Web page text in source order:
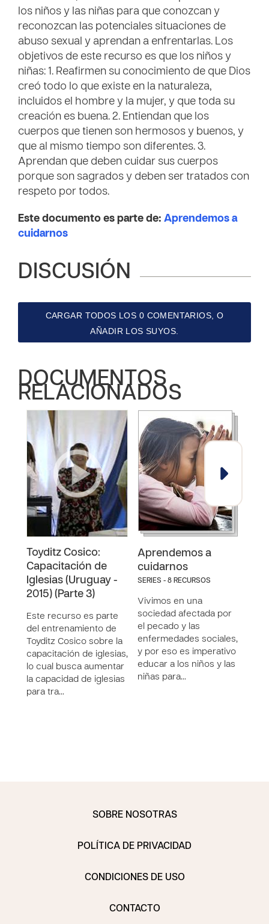
los niños y las niñas para que conozcan y
reconozcan las potenciales situaciones de
abuso sexual y aprendan a enfrentarlas. Los
objetivos de este recurso es que los niños y
niñas: 1. Reafirmen su conocimiento de que Dios
creó todo lo que existe en la naturaleza,
incluidos el hombre y la mujer, y que toda su
creación es buena. 2. Entiendan que los
cuerpos que tienen son hermosos y buenos, y
que al mismo tiempo son diferentes. 3.
Aprendan que deben cuidar sus cuerpos
porque son sagrados y deben ser tratados con
respeto por todos.
Este documento es parte de: Aprendemos a
cuidarnos
DISCUSIÓN
CARGAR TODOS LOS 0 COMENTARIOS, O
AÑADIR LOS SUYOS.
DOCUMENTOS
RELACIONADOS
Toyditz Cosico:
Capacitación de
Iglesias (Uruguay -
2015) (Parte 3)
Este recurso es parte
del entrenamiento de
Toyditz Cosico sobre la
capacitación de iglesias,
lo cual busca aumentar
la capacidad de iglesias
para tra…
Aprendemos a
cuidarnos
SERIES - 8 RECURSOS
Vivimos en una
sociedad afectada por
el pecado y las
enfermedades sociales,
y por eso es imperativo
educar a los niños y las
niñas para…
SOBRE NOSOTRAS
POLÍTICA DE PRIVACIDAD
CONDICIONES DE USO
CONTACTO